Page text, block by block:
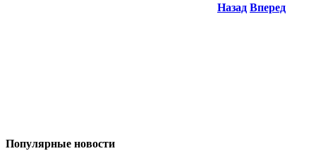
Назад Вперед
Популярные новости